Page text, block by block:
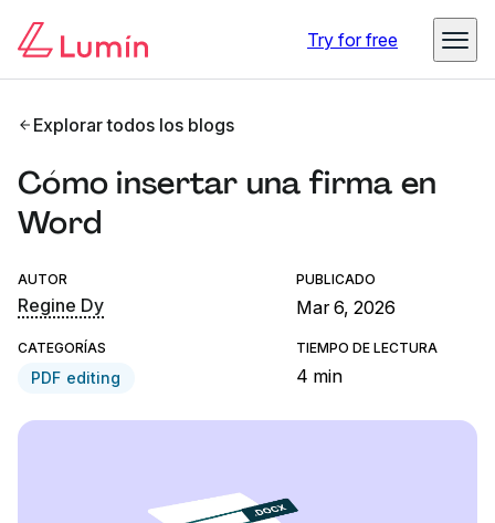
Try for free
Explorar todos los blogs
Cómo insertar una firma en
Word
AUTOR
Regine Dy
PUBLICADO
Mar 6, 2026
CATEGORÍAS
PDF editing
TIEMPO DE LECTURA
4 min